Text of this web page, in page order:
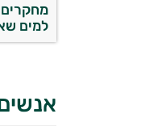
מחקרים
למים